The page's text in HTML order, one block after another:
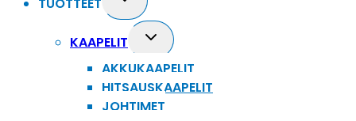
TUOTTEET
child
menu
KAAPELIT
Toggle
child
menu
AKKUKAAPELIT
HITSAUSKAAPELIT
JOHTIMET